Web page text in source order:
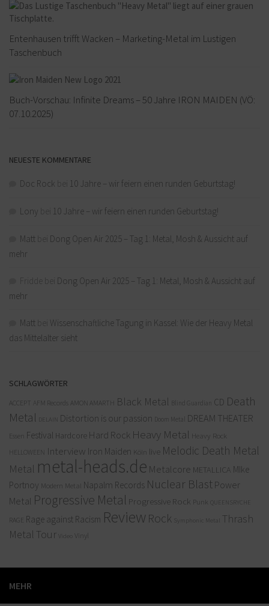
Entenhausen trifft Wacken – Marketing-Metal im Lustigen
Taschenbuch
Buch-Vorschau: Infinite Dreams – 50 Jahre IRON MAIDEN (VÖ:
07.10.2025)
NEUESTE KOMMENTARE
Doc Rock 10 Jahre – wir feiern einen runden Geburtstag!
Lony 10 Jahre – wir feiern einen runden Geburtstag!
Matt
Dong Open Air 2025 – Tag 1: Metal, Mosh & Aussicht auf
mehr
Dong Open Air 2025 – Tag 1: Metal, Mosh & Aussicht auf
mehr
Matt
Wissenschaftliche Tagung in Kassel: Wie der Heavy Metal
das Mittelalter sieht
SCHLAGWÖRTER
ACCEPT AFM Records AMON AMARTH Black Metal Blind Guardian CD Death
Metal
DELAIN Distortion is our passion Doom Metal DREAM THEATER
Essen Festival Hardcore Hard Rock Heavy Metal Heavy Rock
HELLOWEEN Interview Iron Maiden Köln live Melodic Death Metal
Metal metal-heads.de Metalcore METALLICA MIke
Portnoy Modern Metal Napalm Records Nuclear Blast Power
Metal Progressive Metal Progressive Rock Punk QUEENSRYCHE
RAGE Rage against Racism Review Rock Symphonic Metal
Thrash
Metal Tour Video Vinyl
MEHR